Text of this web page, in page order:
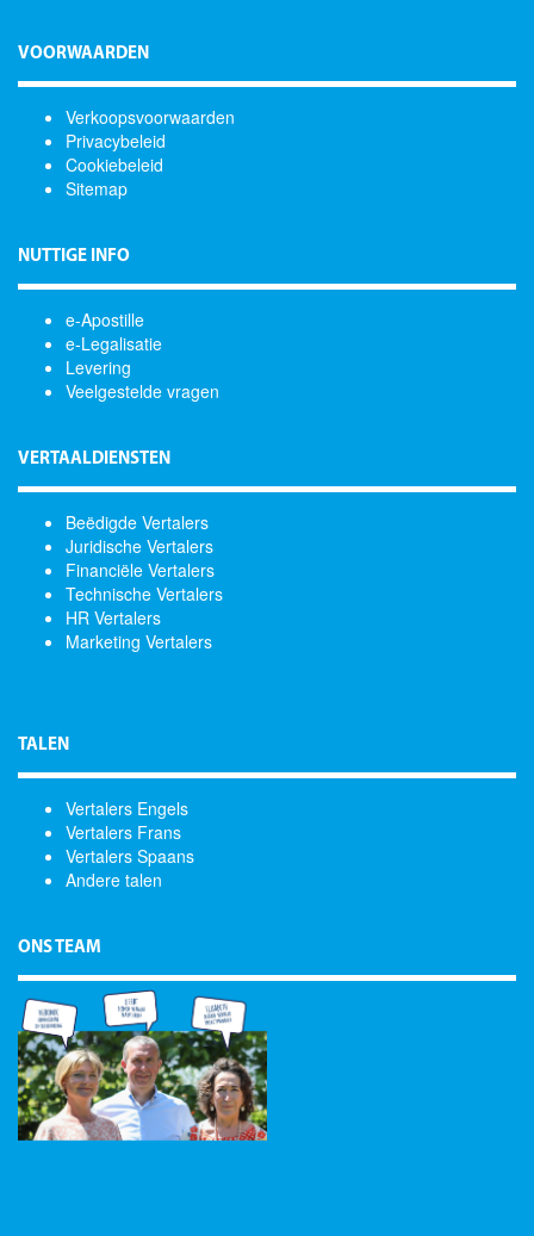
VOORWAARDEN
Verkoopsvoorwaarden
Privacybeleid
Cookiebeleid
Sitemap
NUTTIGE INFO
e-Apostille
e-Legalisatie
Levering
Veelgestelde vragen
VERTAALDIENSTEN
Beëdigde Vertalers
Juridische Vertalers
Financiële Vertalers
Technische Vertalers
HR Vertalers
Marketing Vertalers
TALEN
Vertalers Engels
Vertalers Frans
Vertalers Spaans
Andere talen
ONS TEAM